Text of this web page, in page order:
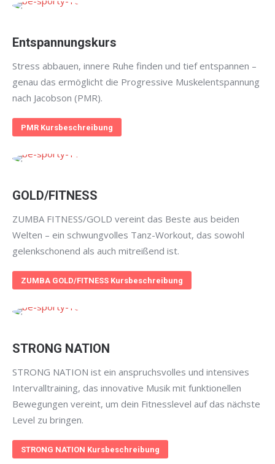
Entspannungskurs
Stress abbauen, innere Ruhe finden und tief entspannen –
genau das ermöglicht die Progressive Muskelentspannung
nach Jacobson (PMR).
PMR Kursbeschreibung
GOLD/FITNESS
ZUMBA FITNESS/GOLD vereint das Beste aus beiden
Welten – ein schwungvolles Tanz-Workout, das sowohl
gelenkschonend als auch mitreißend ist.
ZUMBA GOLD/FITNESS Kursbeschreibung
STRONG NATION
STRONG NATION ist ein anspruchsvolles und intensives
Intervalltraining, das innovative Musik mit funktionellen
Bewegungen vereint, um dein Fitnesslevel auf das nächste
Level zu bringen.
STRONG NATION Kursbeschreibung